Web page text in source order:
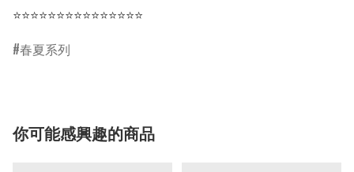
⭐⭐⭐⭐⭐⭐⭐⭐⭐⭐⭐⭐⭐⭐⭐
春夏系列
你可能感興趣的商品